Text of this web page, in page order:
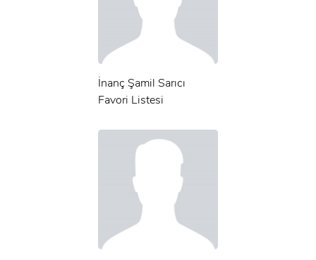
İnanç Şamil Sarıcı
Favori Listesi